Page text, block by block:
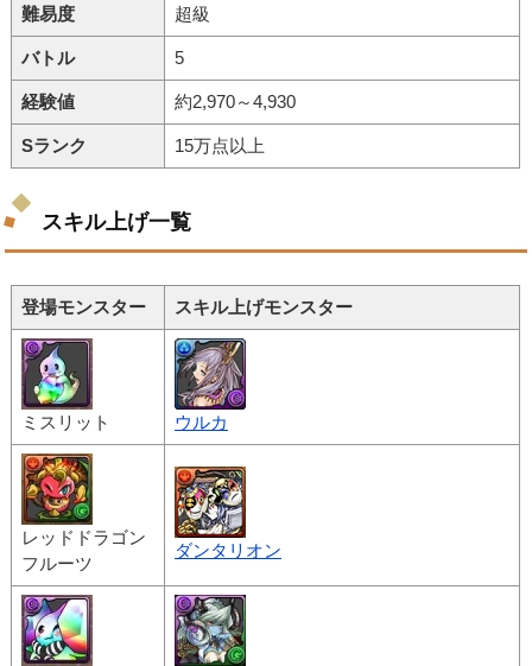
難易度 超級
バトル 5
経験値 約2,970～4,930
Sランク 15万点以上
スキル上げ一覧
登場モンスター スキル上げモンスター
ミスリット ウルカ
レッドドラゴン
フルーツ
ダンタリオン